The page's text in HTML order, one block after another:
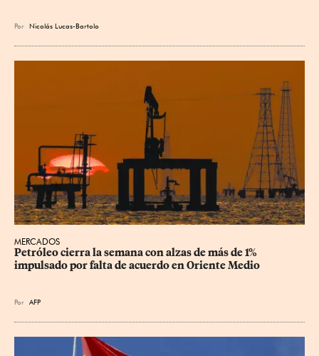
Por Nicolás Lucas-Bartolo
MERCADOS
Petróleo cierra la semana con alzas de más de 1%
impulsado por falta de acuerdo en Oriente Medio
Por AFP